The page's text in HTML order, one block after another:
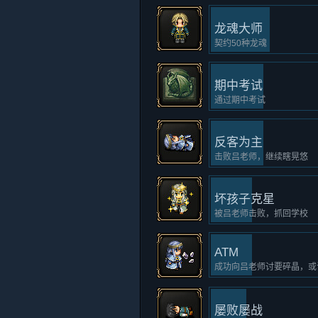
龙魂大师
契约50种龙魂
期中考试
通过期中考试
反客为主
击败吕老师，继续瞎晃悠
坏孩子克星
被吕老师击败，抓回学校
ATM
成功向吕老师讨要碎晶，
屡败屡战